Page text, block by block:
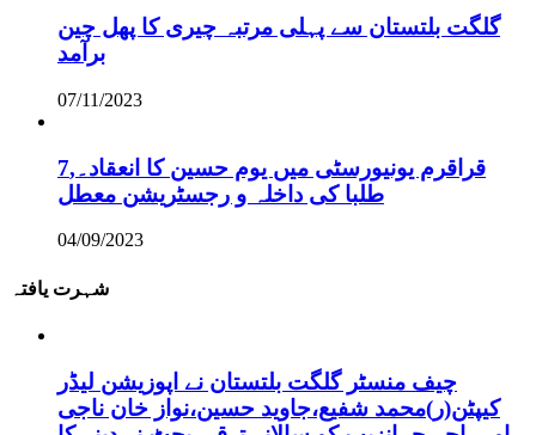
گلگت بلتستان سے پہلی مرتبہ چیری کا پھل چین
برآمد
07/11/2023
قراقرم یونیورسٹی میں یوم حسین کا انعقاد۔,7
طلبا کی داخلہ و رجسٹریشن معطل
04/09/2023
شہرت یافتہ
چیف منسٹر گلگت بلتستان نے اپوزیشن لیڈر
کیپٹن(ر)محمد شفیع،جاوید حسین،نواز خان ناجی